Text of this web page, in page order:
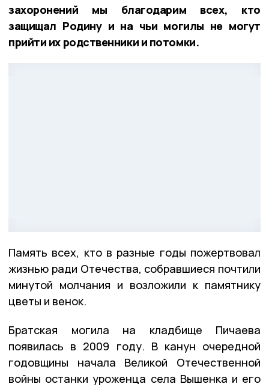
захоронений мы благодарим всех, кто
защищал Родину и на чьи могилы не могут
прийти их родственники и потомки.
Память всех, кто в разные годы пожертвовал
жизнью ради Отечества, собравшиеся почтили
минутой молчания и возложили к памятнику
цветы и венок.
Братская могила на кладбище Пичаева
появилась в 2009 году. В канун очередной
годовщины начала Великой Отечественной
войны останки уроженца села Вышенка и его